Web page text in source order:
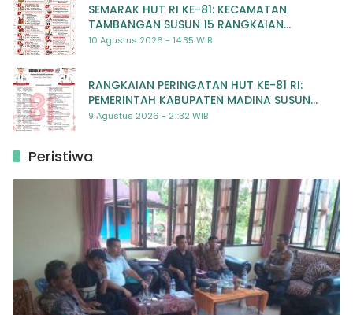
SEMARAK HUT RI KE-81: KECAMATAN
TAMBANGAN SUSUN 15 RANGKAIAN
KEGIATAN MERIAH
10 Agustus 2026 - 14:35 WIB
RANGKAIAN PERINGATAN HUT KE-81 RI:
PEMERINTAH KABUPATEN MADINA SUSUN
RENCANA KEGIATAN MERIAH DAN BERMAKNA
9 Agustus 2026 - 21:32 WIB
Peristiwa